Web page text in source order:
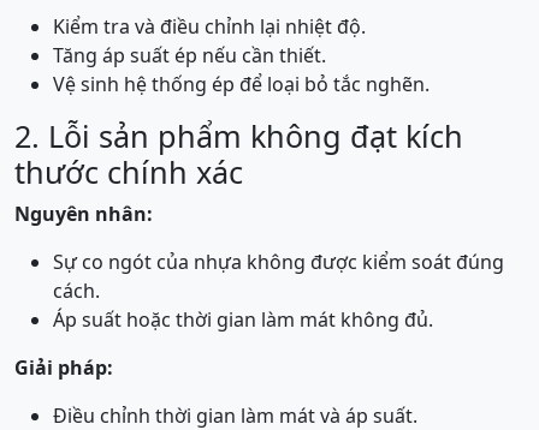
Kiểm tra và điều chỉnh lại nhiệt độ.
Tăng áp suất ép nếu cần thiết.
Vệ sinh hệ thống ép để loại bỏ tắc nghẽn.
2. Lỗi sản phẩm không đạt kích
thước chính xác
Nguyên nhân:
Sự co ngót của nhựa không được kiểm soát đúng
cách.
Áp suất hoặc thời gian làm mát không đủ.
Giải pháp:
Điều chỉnh thời gian làm mát và áp suất.